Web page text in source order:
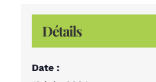
Détails
Date :